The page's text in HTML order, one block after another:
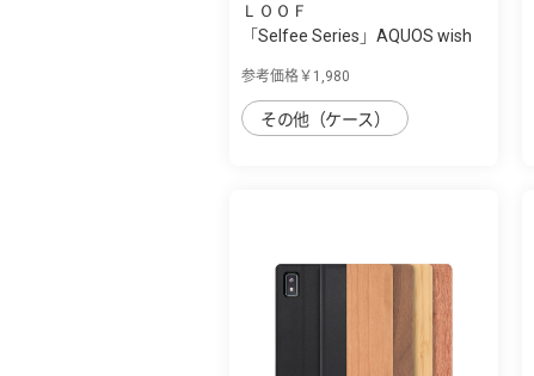
ＬＯＯＦ
「Selfee Series」AQUOS wish
参考価格￥1,980
その他（ケース）